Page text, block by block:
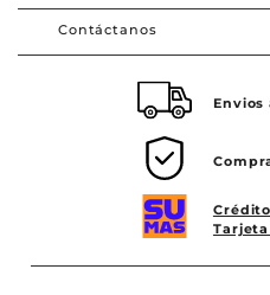
Contáctanos
Envios